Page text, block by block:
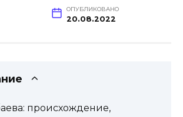
ОПУБЛИКОВАНО
20.08.2022
происхождение,